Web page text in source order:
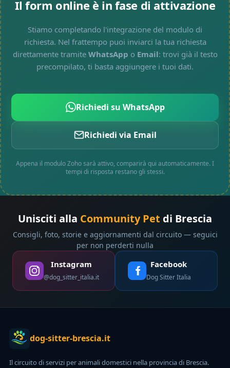
Il form online è in fase di attivazione
Stiamo completando l'integrazione del modulo di
richiesta. Nel frattempo puoi inviarci la tua richiesta
direttamente tramite WhatsApp o Email: trovi già il testo
precompilato, ti basta aggiungere i tuoi dati.
Richiedi su WhatsApp
Richiedi via Email
Appena il modulo Zoho sarà attivo, comparirà qui automaticamente. I
tempi di risposta restano gli stessi.
Unisciti alla Community Pet di Brescia
Consigli, foto, storie e aggiornamenti dal circuito — seguici
per non perderti nulla
Instagram
@dog_sitter_italia.it
Facebook
Dog Sitter Italia
dog-sitter-brescia.it
Il circuito di servizi per animali domestici nella provincia di Brescia.